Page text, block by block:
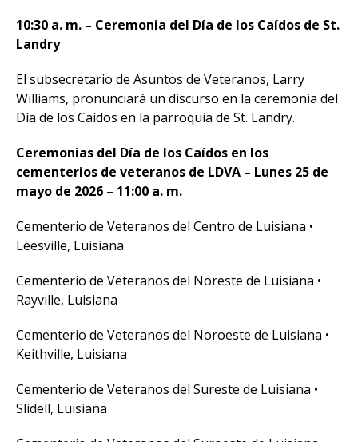
10:30 a. m. – Ceremonia del Día de los Caídos de St.
Landry
El subsecretario de Asuntos de Veteranos, Larry
Williams, pronunciará un discurso en la ceremonia del
Día de los Caídos en la parroquia de St. Landry.
Ceremonias del Día de los Caídos en los
cementerios de veteranos de LDVA – Lunes 25 de
mayo de 2026 – 11:00 a. m.
Cementerio de Veteranos del Centro de Luisiana •
Leesville, Luisiana
Cementerio de Veteranos del Noreste de Luisiana •
Rayville, Luisiana
Cementerio de Veteranos del Noroeste de Luisiana •
Keithville, Luisiana
Cementerio de Veteranos del Sureste de Luisiana •
Slidell, Luisiana